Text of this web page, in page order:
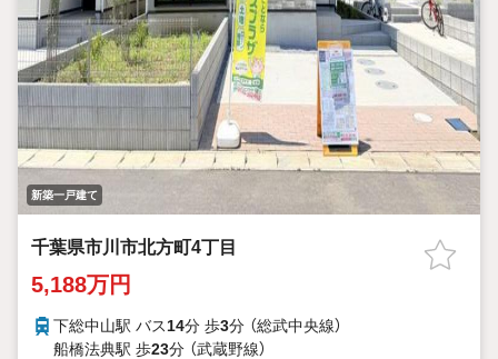
新築一戸建て
千葉県市川市北方町4丁目
5,188万円
下総中山駅 バス14分 歩3分 （総武中央線）
船橋法典駅 歩23分 （武蔵野線）